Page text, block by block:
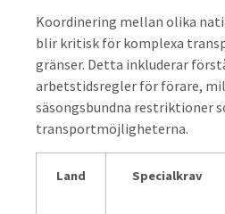
Koordinering mellan olika
blir kritisk för komplexa
gränser. Detta inkluderar
arbetstidsregler för förare,
säsongsbundna restriktioner
transportmöjligheterna.
Land Specialkrav